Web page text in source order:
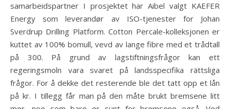
samarbeidspartner I prosjektet har Aibel valgt KAEFER
Energy som leverandør av ISO-tjenester for Johan
Sverdrup Drilling Platform. Cotton Percale-kolleksjonen er
kuttet av 100% bomull, vevd av lange fibre med et trådtall
på 300. På grund av lagstiftningsfrågor kan ett
regeringsmoln vara svaret på landsspecifika rättsliga
frågor. For å dekke det resterende ble det tatt opp et lån
på kr. I tillegg får man på den måte brukt bremsene litt